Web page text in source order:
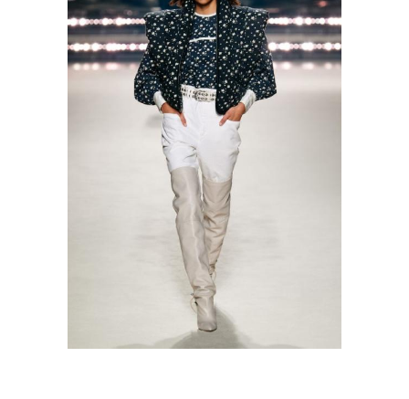
Платье с серыми
ботфортами
Ботфорты на каблуке
Ботфорты с разными
Замшевые ботфорты